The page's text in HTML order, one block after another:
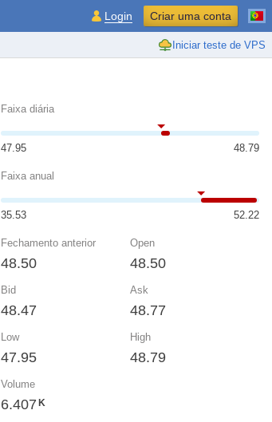
Iniciar teste de VPS
Login Criar uma conta
Faixa diária
47.95 48.79
Faixa anual
35.53 52.22
Fechamento anterior
48.50
Open
48.50
Bid
48.47
Ask
48.77
Low
47.95
High
48.79
Volume
6.407 K